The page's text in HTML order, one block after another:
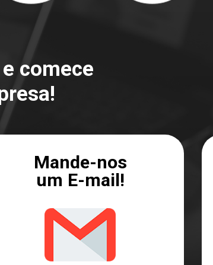
comece
Mande-nos
um E-mail!